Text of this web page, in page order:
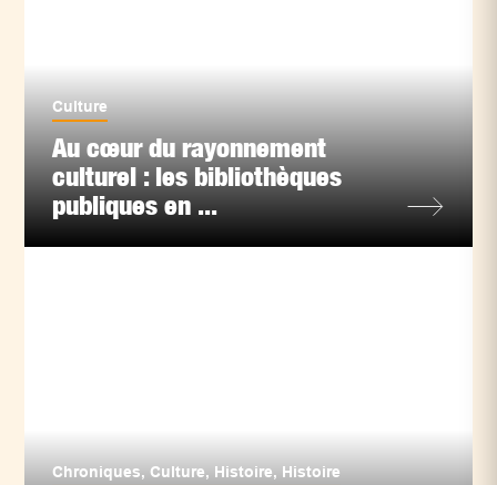
Culture
Au cœur du rayonnement
culturel : les bibliothèques
publiques en ...
Chroniques,Culture, Histoire, Histoire